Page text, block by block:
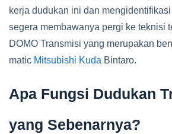
kerja dudukan ini dan
segera membawanya pergi ke teknisi
DOMO Transmisi yang merupakan
matic Mitsubishi Kuda Bintaro.
Apa Fungsi Dudukan
yang Sebenarnya?